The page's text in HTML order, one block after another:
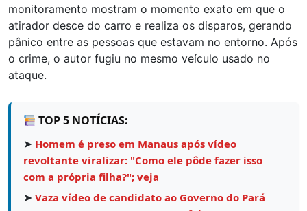
monitoramento mostram o momento exato em que o
atirador desce do carro e realiza os disparos, gerando
pânico entre as pessoas que estavam no entorno. Após
o crime, o autor fugiu no mesmo veículo usado no
ataque.
TOP 5 NOTÍCIAS:
➤ Homem é preso em Manaus após vídeo
revoltante viralizar: "Como ele pôde fazer isso
com a própria filha?"; veja
➤ Vaza vídeo de candidato ao Governo do Pará